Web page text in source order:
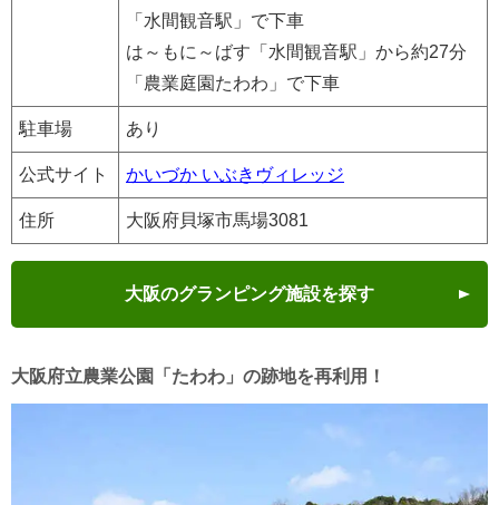
「水間観音駅」で下車
は～もに～ばす「水間観音駅」から約27分
「農業庭園たわわ」で下車
駐車場 あり
公式サイト かいづか いぶきヴィレッジ
住所 大阪府貝塚市馬場3081
大阪のグランピング施設を探す
大阪府立農業公園「たわわ」の跡地を再利用！